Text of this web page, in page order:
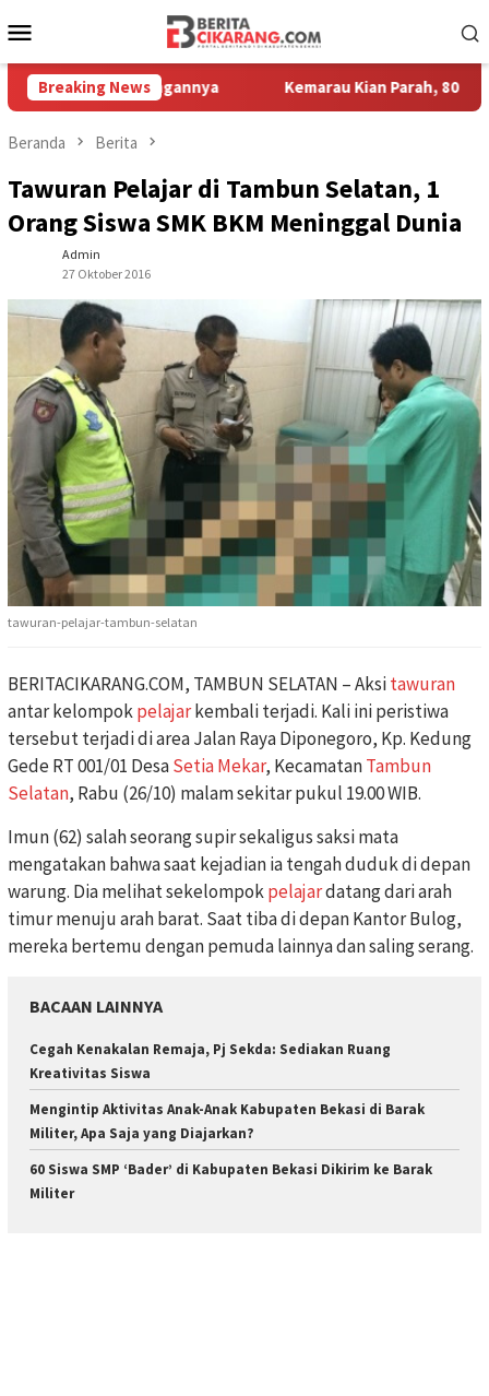
ke
Mobile
Breaking News
Kesayangannya Kemarau Kian Parah, 80 Titik di
Beranda Berita
Tawuran Pelajar di Tambun Selatan, 1
Orang Siswa SMK BKM Meninggal Dunia
Admin
27 Oktober 2016
tawuran-pelajar-tambun-selatan
BERITACIKARANG.COM, TAMBUN SELATAN – Aksitawuran
antar kelompokpelajarkembali terjadi. Kali ini peristiwa
tersebut terjadi di area Jalan Raya Diponegoro, Kp. Kedung
Gede RT 001/01 DesaSetia Mekar, KecamatanTambun
Selatan, Rabu (26/10) malam sekitar pukul 19.00 WIB.
Imun (62) salah seorang supir sekaligus saksi mata
mengatakan bahwa saat kejadian ia tengah duduk di depan
warung. Dia melihat sekelompokpelajardatang dari arah
timur menuju arah barat. Saat tiba di depan Kantor Bulog,
mereka bertemu dengan pemuda lainnya dan saling serang.
BACAAN LAINNYA
Cegah Kenakalan Remaja, Pj Sekda: Sediakan Ruang
Kreativitas Siswa
Mengintip Aktivitas Anak-Anak Kabupaten Bekasi di Barak
Militer, Apa Saja yang Diajarkan?
60 Siswa SMP ‘Bader’ di Kabupaten Bekasi Dikirim ke Barak
Militer